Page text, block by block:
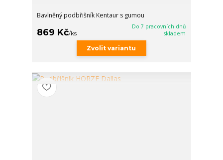
Bavlněný podbřišník Kentaur s gumou
869 Kč/ks
Do 7 pracovních dnů
skladem
Zvolit variantu